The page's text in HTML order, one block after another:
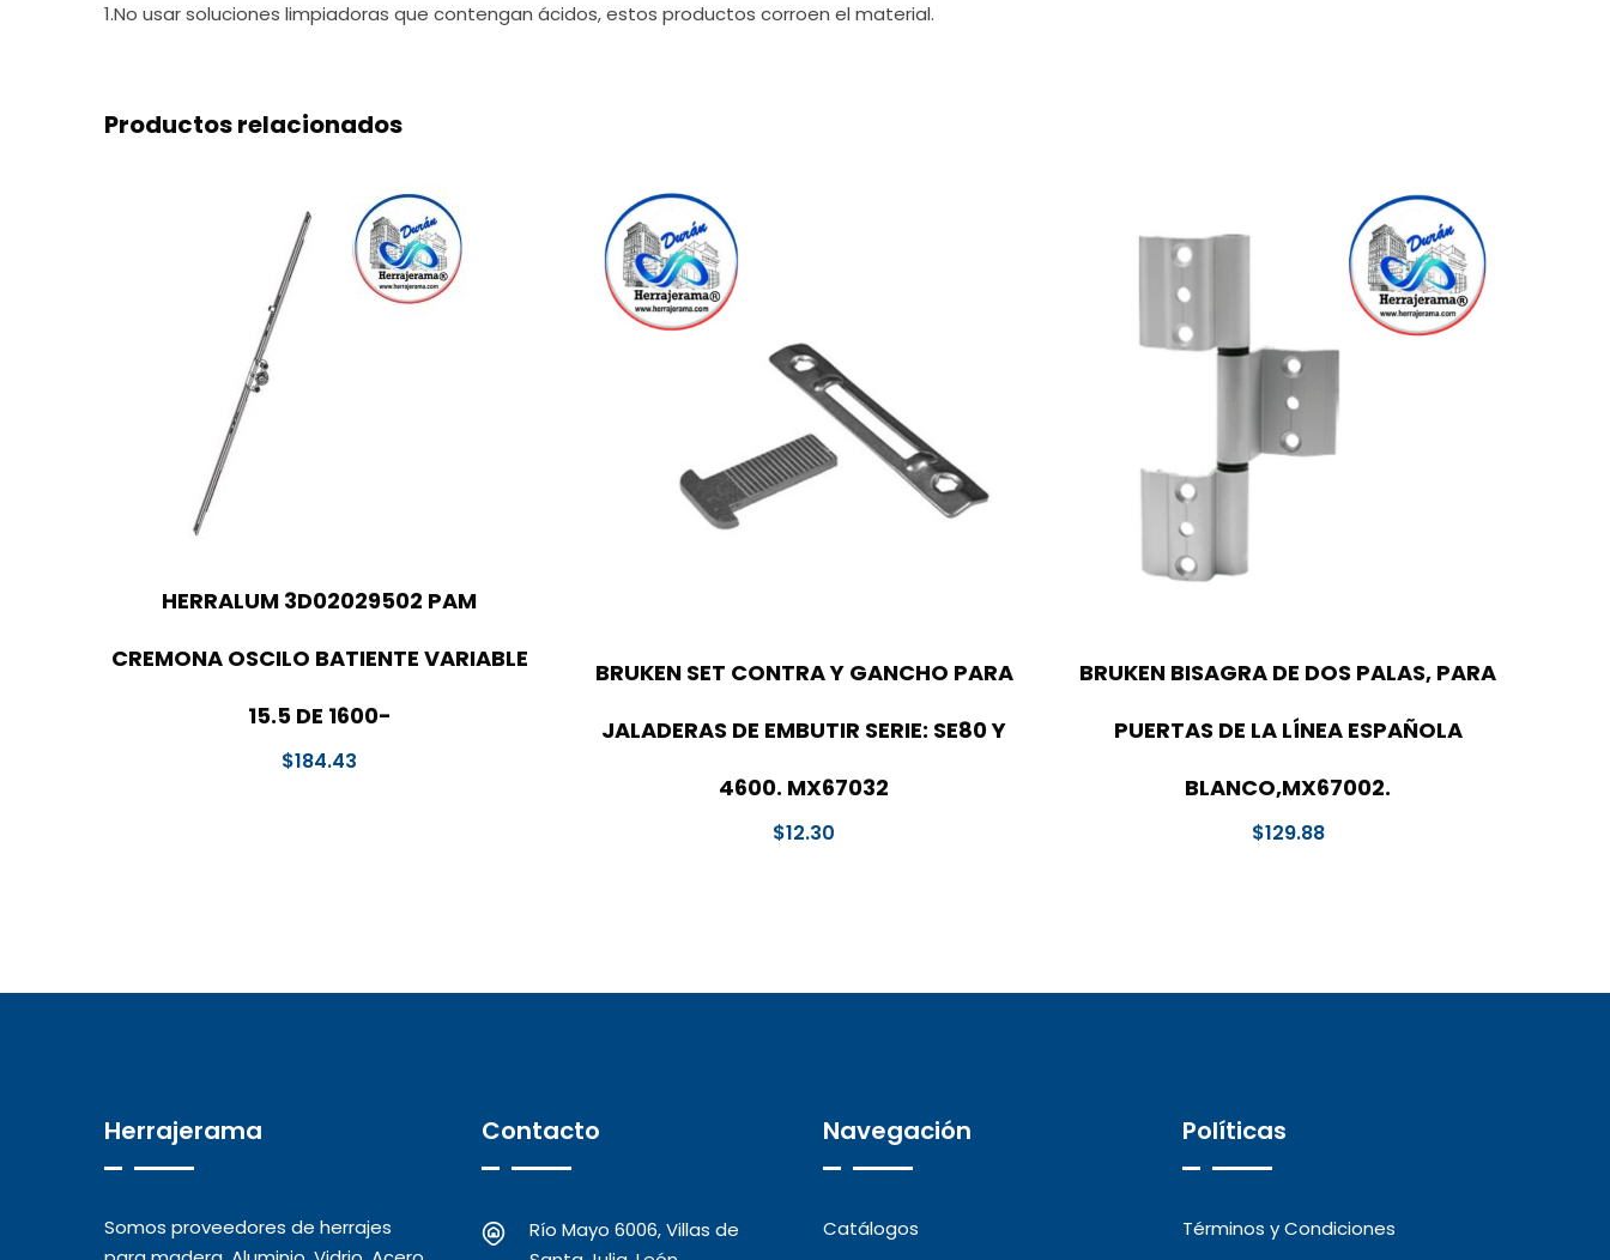
1.No usar soluciones limpiadoras que contengan ácidos, estos productos corroen el material.
Productos relacionados
HERRALUM 3D02029502 PAM
CREMONA OSCILO BATIENTE VARIABLE
15.5 DE 1600-
$184.43
BRUKEN SET CONTRA Y GANCHO PARA
JALADERAS DE EMBUTIR SERIE: SE80 Y
4600. MX67032
$12.30
BRUKEN BISAGRA DE DOS PALAS, PARA
PUERTAS DE LA LÍNEA ESPAÑOLA
BLANCO,MX67002.
$129.88
Herrajerama
Somos proveedores de herrajes
Contacto
Río Mayo 6006, Villas de
Navegación
Catálogos
Políticas
Términos y Condiciones